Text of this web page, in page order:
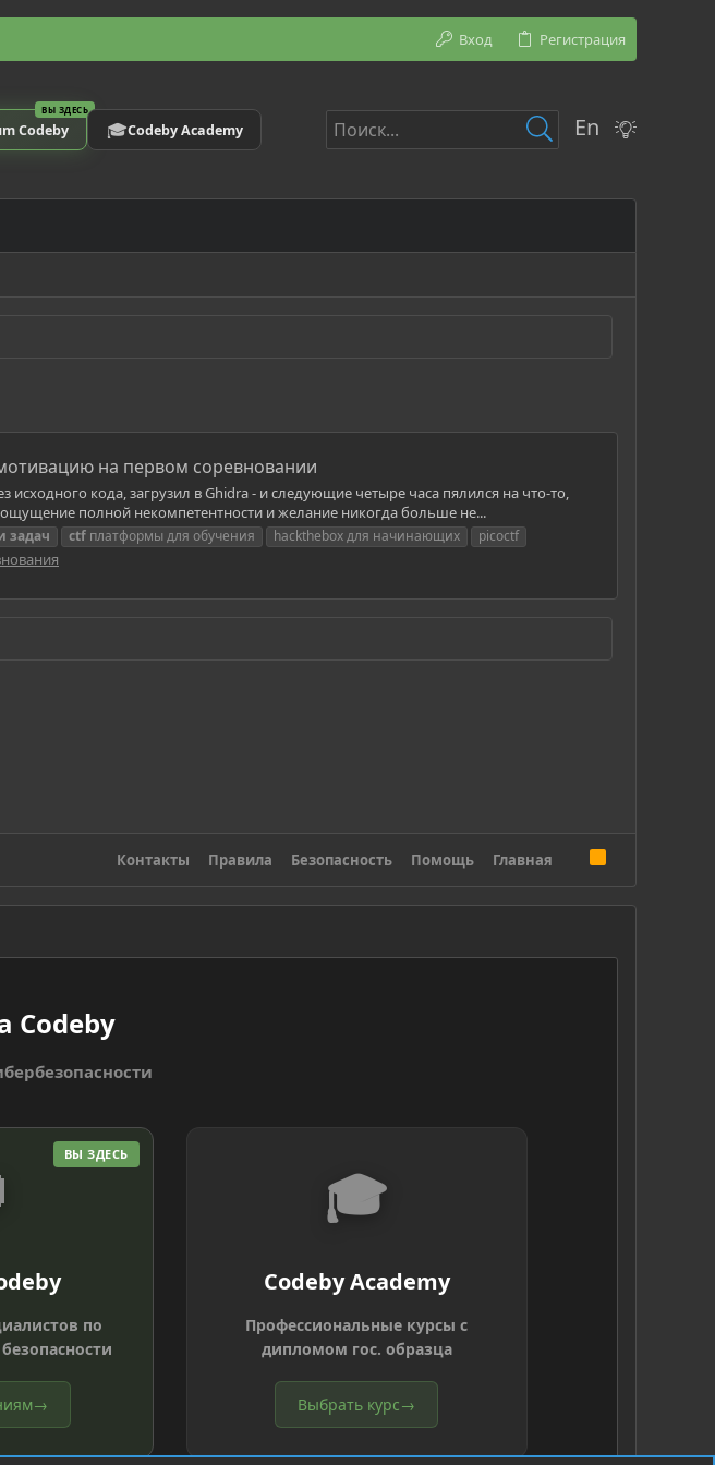
Вход Регистрация
ВЫ ЗДЕСЬ
Codeby 🎓Codeby Academy En
на первом соревновании
кода, загрузил в Ghidra - и следующие четыре часа пялился на что-то,
полной некомпетентности и желание никогда больше не...
задач ctf платформы для обучения hackthebox для начинающих
picoctf
Контакты Правила Безопасность Помощь Главная
S
Codeby
ВЫ ЗДЕСЬ
по
→
🎓
Codeby Academy
Профессиональные курсы с
дипломом гос. образца
Выбрать курс→